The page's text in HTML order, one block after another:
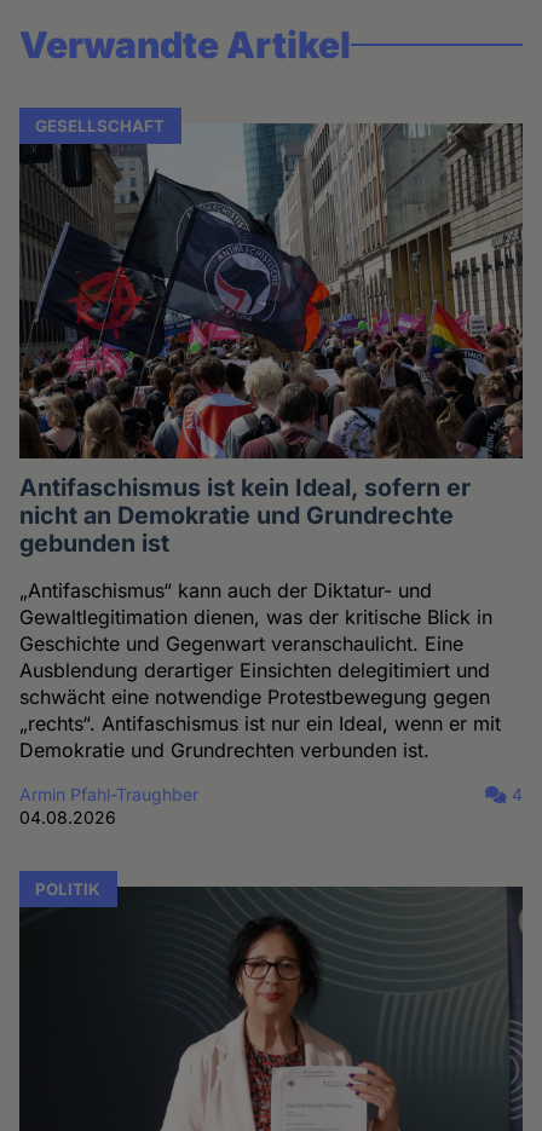
Verwandte Artikel
GESELLSCHAFT
Antifaschismus ist kein Ideal, sofern er
nicht an Demokratie und Grundrechte
gebunden ist
„Antifaschismus“ kann auch der Diktatur- und
Gewaltlegitimation dienen, was der kritische Blick in
Geschichte und Gegenwart veranschaulicht. Eine
Ausblendung derartiger Einsichten delegitimiert und
schwächt eine notwendige Protestbewegung gegen
„rechts“. Antifaschismus ist nur ein Ideal, wenn er mit
Demokratie und Grundrechten verbunden ist.
Armin Pfahl-Traughber
04.08.2026
4
POLITIK